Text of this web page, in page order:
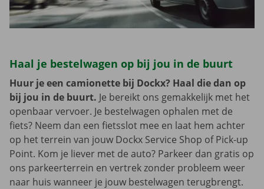
Haal je bestelwagen op bij jou in de buurt
Huur je een camionette bij Dockx? Haal die dan op
bij jou in de buurt. Je bereikt ons gemakkelijk met het
openbaar vervoer. Je bestelwagen ophalen met de
fiets? Neem dan een fietsslot mee en laat hem achter
op het terrein van jouw Dockx Service Shop of Pick-up
Point. Kom je liever met de auto? Parkeer dan gratis op
ons parkeerterrein en vertrek zonder probleem weer
naar huis wanneer je jouw bestelwagen terugbrengt.